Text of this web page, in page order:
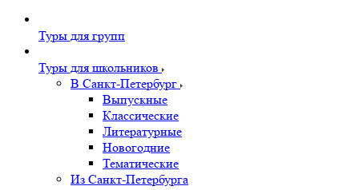
Туры для групп
Туры для школьников
В Санкт-Петербург
Выпускные
Классические
Литературные
Новогодние
Тематические
Из Санкт-Петербурга